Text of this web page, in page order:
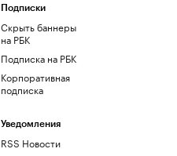
Подписки
Скрыть баннеры
на РБК
Подписка на РБК
Корпоративная
подписка
Уведомления
RSS Новости